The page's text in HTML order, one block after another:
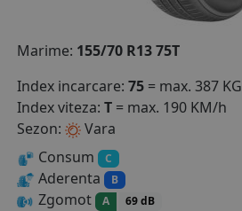
COS (0 PRODUSE
Marime: 155/70 R13 75T
Index incarcare: 75 = max. 387 KG
Index viteza: T = max. 190 KM/h
Sezon:
Vara
Consum
C
Aderenta B
Zgomot A 69 dB